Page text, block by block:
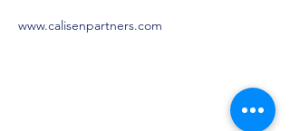
www.calisenpartners.com